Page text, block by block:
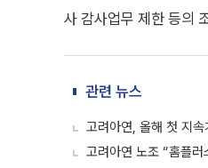
사 감사업무 제한 등의
관련 뉴스
고려아연, 올해 첫 지속
고려아연 노조 “홈플